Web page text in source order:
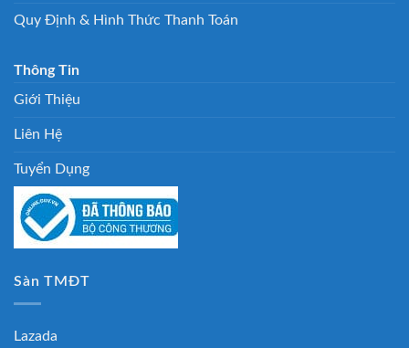
Quy Định & Hình Thức Thanh Toán
Thông Tin
Giới Thiệu
Liên Hệ
Tuyển Dụng
Sàn TMĐT
Lazada